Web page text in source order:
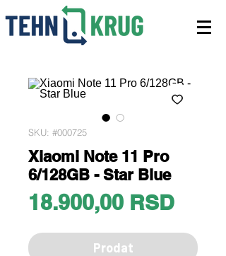
SKU: #000725
Xiaomi Note 11 Pro
6/128GB - Star Blue
18.900,00 RSDPrice
Prodat